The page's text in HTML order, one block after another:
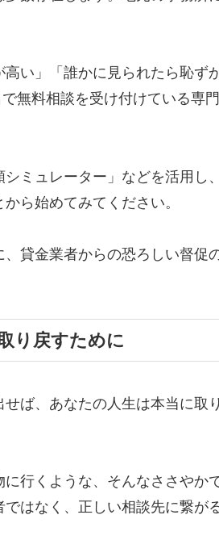
い」「誰かに見られたら恥ず
無料相談を受け付けている専
ミュレーター」などを活用し
ら始めてみてください。
貸金業者からの恐ろしい督促
り戻すために
ば、あなたの人生は本当に取
行くような、そんなささやか
はなく、正しい相談先に繋が